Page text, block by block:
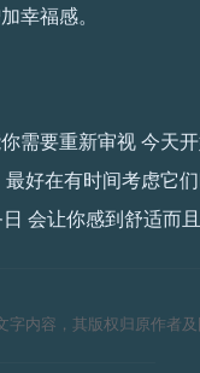
幸福感。
需要重新审视 今天
好在有时间考虑它
会让你感到舒适而且
内容，其版权归原作者及